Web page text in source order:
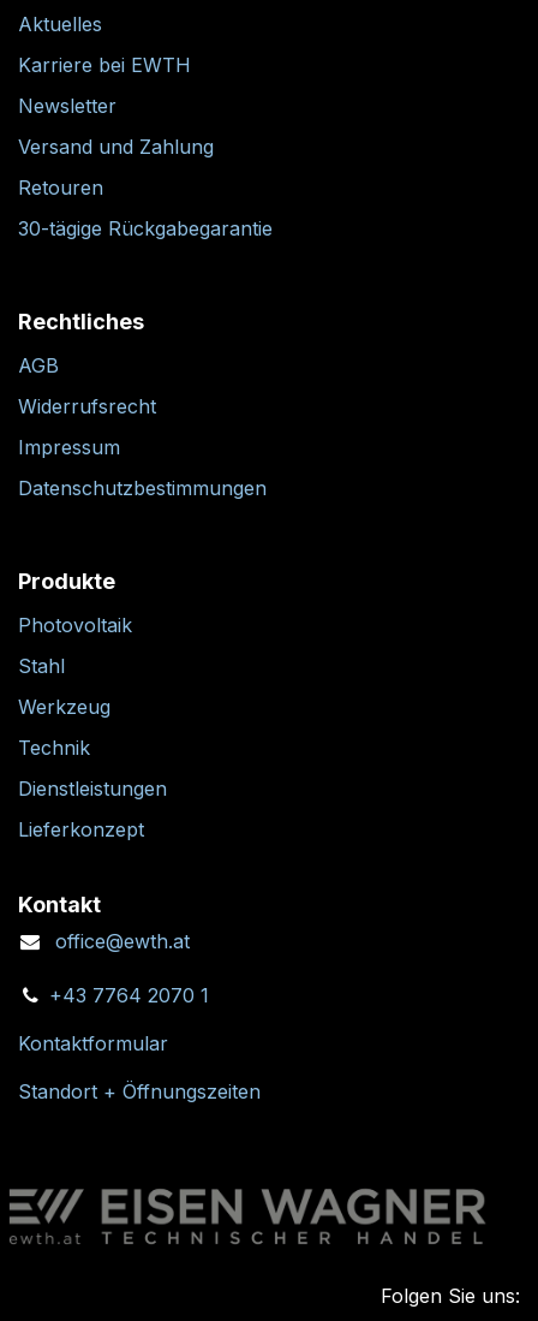
Aktuelles
Karriere bei EWTH
Newsletter
Versand und Zahlung
Retouren
30-tägige Rückgabegarantie
Rechtliches
AGB
Widerrufsrecht
Impressum
Datenschutzbestimmungen
Produkte
Photovoltaik
Stahl
Werkzeug
Technik
Dienstleistungen
Lieferkonzept
Kontakt
office@ewth.at
+43 7764 2070 1
Kontaktformular
Standort + Öffnungszeiten
Folgen Sie uns: